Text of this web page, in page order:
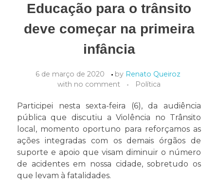
Educação para o trânsito
deve começar na primeira
infância
6 de março de 2020 by Renato Queiroz
with no comment Política
Participei nesta sexta-feira (6), da audiência
pública que discutiu a Violência no Trânsito
local, momento oportuno para reforçamos as
ações integradas com os demais órgãos de
suporte e apoio que visam diminuir o número
de acidentes em nossa cidade, sobretudo os
que levam à fatalidades.